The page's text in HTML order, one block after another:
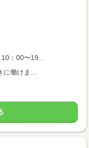
：00〜19...
に働けま...